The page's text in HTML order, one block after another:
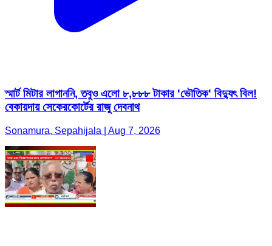
স্মার্ট মিটার লাগাননি, তবুও এলো ৮,৮৮৮ টাকার 'ভৌতিক' বিদ্যুৎ বিল!
বেকায়দায় সেকেরকোর্টের রাজু দেবনাথ
Sonamura, Sepahijala | Aug 7, 2026